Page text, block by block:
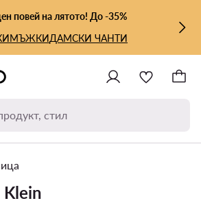
СЪДЪРЖАНИЕ
повей на лятото! До -35%
МЪЖКИДАМСКИ ЧАНТИ
стил